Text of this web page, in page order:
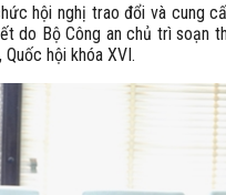
hội nghị trao đổi và cung
do Bộ Công an chủ trì soạn
hội khóa XVI.